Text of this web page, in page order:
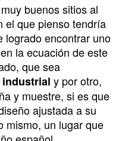
buenos sitios al
el que pienso tendría
logrado encontrar uno
la ecuación de este
que sea
y por otro,
y muestre, si es que
ajustada a su
mismo, un lugar que